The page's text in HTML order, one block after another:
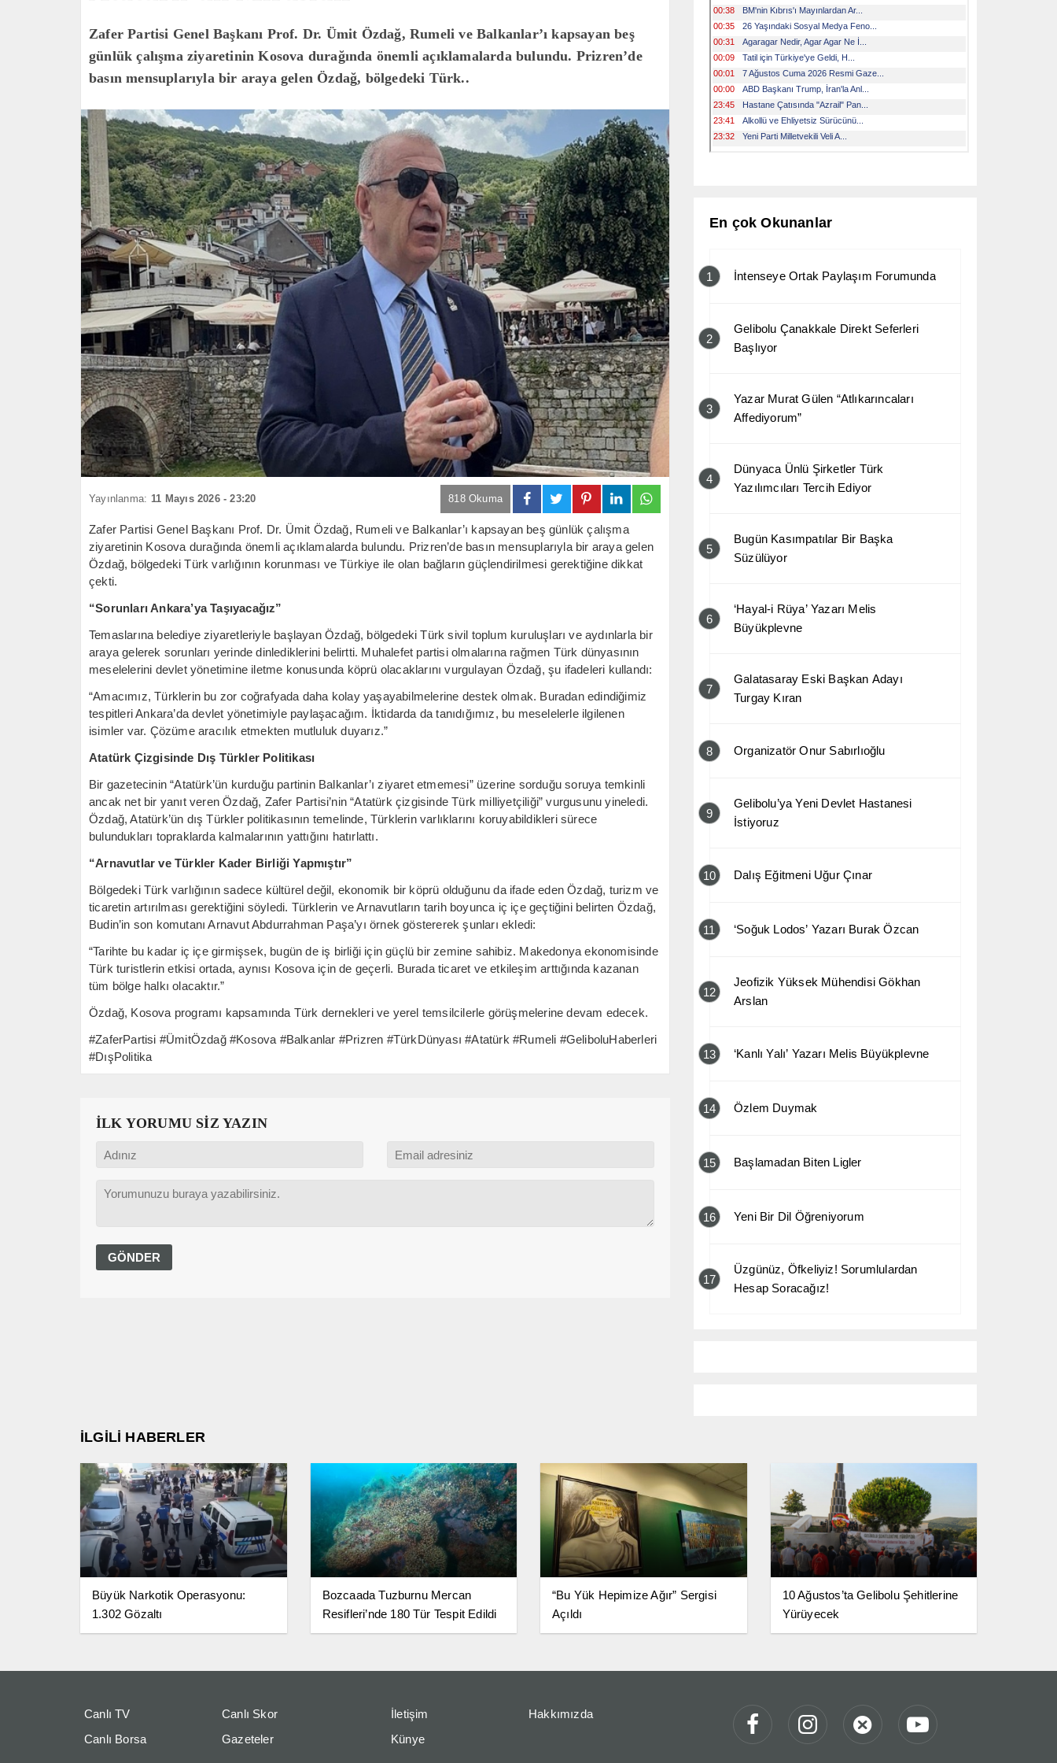
Zafer Partisi Genel Başkanı Prof. Dr. Ümit Özdağ, Rumeli ve Balkanlar’ı kapsayan beş
günlük çalışma ziyaretinin Kosova durağında önemli açıklamalarda bulundu. Prizren’de
basın mensuplarıyla bir araya gelen Özdağ, bölgedeki Türk..
Yayınlanma: 11 Mayıs 2026 - 23:20 818 Okuma
Zafer Partisi Genel Başkanı Prof. Dr. Ümit Özdağ, Rumeli ve Balkanlar’ı kapsayan beş günlük çalışma
ziyaretinin Kosova durağında önemli açıklamalarda bulundu. Prizren’de basın mensuplarıyla bir araya gelen
Özdağ, bölgedeki Türk varlığının korunması ve Türkiye ile olan bağların güçlendirilmesi gerektiğine dikkat
çekti.
“Sorunları Ankara’ya Taşıyacağız”
Temaslarına belediye ziyaretleriyle başlayan Özdağ, bölgedeki Türk sivil toplum kuruluşları ve aydınlarla bir
araya gelerek sorunları yerinde dinlediklerini belirtti. Muhalefet partisi olmalarına rağmen Türk dünyasının
meselelerini devlet yönetimine iletme konusunda köprü olacaklarını vurgulayan Özdağ, şu ifadeleri kullandı:
“Amacımız, Türklerin bu zor coğrafyada daha kolay yaşayabilmelerine destek olmak. Buradan edindiğimiz
tespitleri Ankara’da devlet yönetimiyle paylaşacağım. İktidarda da tanıdığımız, bu meselelerle ilgilenen
isimler var. Çözüme aracılık etmekten mutluluk duyarız.”
Atatürk Çizgisinde Dış Türkler Politikası
Bir gazetecinin “Atatürk’ün kurduğu partinin Balkanlar’ı ziyaret etmemesi” üzerine sorduğu soruya temkinli
ancak net bir yanıt veren Özdağ, Zafer Partisi’nin “Atatürk çizgisinde Türk milliyetçiliği” vurgusunu yineledi.
Özdağ, Atatürk’ün dış Türkler politikasının temelinde, Türklerin varlıklarını koruyabildikleri sürece
bulundukları topraklarda kalmalarının yattığını hatırlattı.
“Arnavutlar ve Türkler Kader Birliği Yapmıştır”
Bölgedeki Türk varlığının sadece kültürel değil, ekonomik bir köprü olduğunu da ifade eden Özdağ, turizm ve
ticaretin artırılması gerektiğini söyledi. Türklerin ve Arnavutların tarih boyunca iç içe geçtiğini belirten Özdağ,
Budin’in son komutanı Arnavut Abdurrahman Paşa’yı örnek göstererek şunları ekledi:
“Tarihte bu kadar iç içe girmişsek, bugün de iş birliği için güçlü bir zemine sahibiz. Makedonya ekonomisinde
Türk turistlerin etkisi ortada, aynısı Kosova için de geçerli. Burada ticaret ve etkileşim arttığında kazanan
tüm bölge halkı olacaktır.”
Özdağ, Kosova programı kapsamında Türk dernekleri ve yerel temsilcilerle görüşmelerine devam edecek.
#ZaferPartisi #ÜmitÖzdağ #Kosova #Balkanlar #Prizren #TürkDünyası #Atatürk #Rumeli #GeliboluHaberleri
#DışPolitika
İLK YORUMU SİZ YAZIN
En çok Okunanlar
1 İntenseye Ortak Paylaşım Forumunda
2
Gelibolu Çanakkale Direkt Seferleri
Başlıyor
3
Yazar Murat Gülen “Atlıkarıncaları
Affediyorum”
4
Dünyaca Ünlü Şirketler Türk
Yazılımcıları Tercih Ediyor
5
Bugün Kasımpatılar Bir Başka
Süzülüyor
6
‘Hayal-i Rüya’ Yazarı Melis
Büyükplevne
7
Galatasaray Eski Başkan Adayı
Turgay Kıran
8 Organizatör Onur Sabırlıoğlu
9
Gelibolu’ya Yeni Devlet Hastanesi
İstiyoruz
10 Dalış Eğitmeni Uğur Çınar
11 ‘Soğuk Lodos’ Yazarı Burak Özcan
12
Jeofizik Yüksek Mühendisi Gökhan
Arslan
13 ‘Kanlı Yalı’ Yazarı Melis Büyükplevne
14 Özlem Duymak
15 Başlamadan Biten Ligler
16 Yeni Bir Dil Öğreniyorum
17
Üzgünüz, Öfkeliyiz! Sorumlulardan
Hesap Soracağız!
İLGİLİ HABERLER
Büyük Narkotik Operasyonu:
1.302 Gözaltı
Bozcaada Tuzburnu Mercan
Resifleri’nde 180 Tür Tespit Edildi
“Bu Yük Hepimize Ağır” Sergisi
Açıldı
10 Ağustos’ta Gelibolu Şehitlerine
Yürüyecek
Canlı TV
Canlı Skor
Canlı Borsa
Gazeteler
İletişim
Hakkımızda
Künye